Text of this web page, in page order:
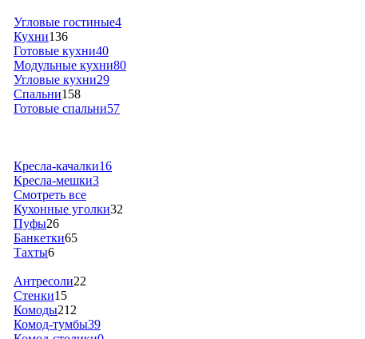
Угловые гостиные4
Кухни136
Готовые кухни40
Модульные кухни80
Угловые кухни29
Спальни158
Готовые спальни57
Кресла-качалки16
Кресла-мешки3
Смотреть все
Кухонные уголки32
Пуфы26
Банкетки65
Тахты6
Антресоли22
Стенки15
Комоды212
Комод-тумбы39